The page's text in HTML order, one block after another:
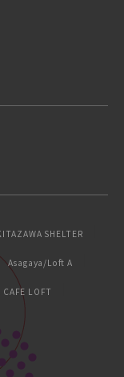
SHELTER
Asagaya/Loft A
CAFE LOFT